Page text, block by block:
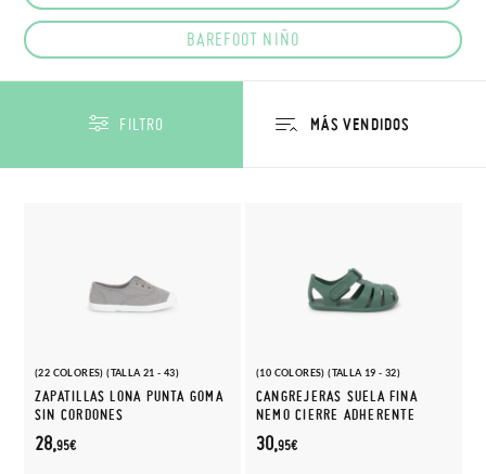
BAREFOOT NIÑO
FILTRO
(22 COLORES) (TALLA 21 - 43)
ZAPATILLAS LONA PUNTA GOMA
SIN CORDONES
28,95€
(10 COLORES) (TALLA 19 - 32)
CANGREJERAS SUELA FINA
NEMO CIERRE ADHERENTE
30,95€